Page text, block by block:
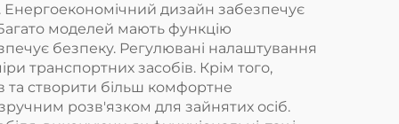
Енергоекономічний дизайн забезпечує
моделей мають функцію
безпеку. Регулювані налаштування
транспортних засобів. Крім того,
та створити більш комфортне
розв'язком для зайнятих осіб.